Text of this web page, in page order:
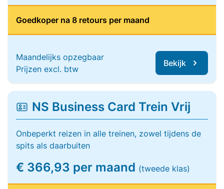
Goedkoper na 8 retours per maand
Maandelijks opzegbaar
Prijzen excl. btw
Bekijk
NS Business Card Trein Vrij
Onbeperkt reizen in alle treinen, zowel tijdens de
spits als daarbuiten
€ 366,93 per maand (tweede klas)